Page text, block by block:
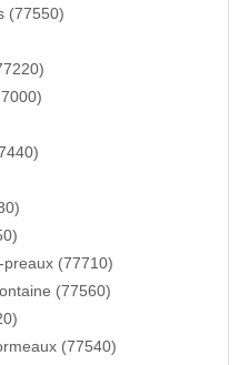
(77550)
(77710)
(77560)
(77540)